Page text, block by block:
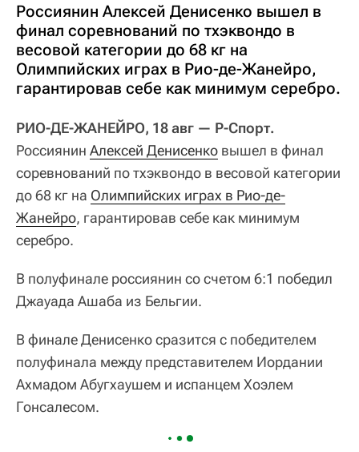
Россиянин Алексей Денисенко вышел в
финал соревнований по тхэквондо в
весовой категории до 68 кг на
Олимпийских играх в Рио-де-Жанейро,
гарантировав себе как минимум серебро.
РИО-ДЕ-ЖАНЕЙРО, 18 авг — Р-Спорт.
Россиянин Алексей Денисенко вышел в финал
соревнований по тхэквондо в весовой категории
до 68 кг на Олимпийских играх в Рио-де-
Жанейро, гарантировав себе как минимум
серебро.
В полуфинале россиянин со счетом 6:1 победил
Джауада Ашаба из Бельгии.
В финале Денисенко сразится с победителем
полуфинала между представителем Иордании
Ахмадом Абугхаушем и испанцем Хоэлем
Гонсалесом.